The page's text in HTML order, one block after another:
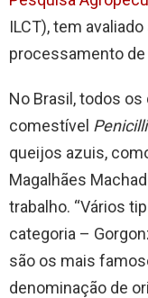
ILCT), tem
processamento
No Brasil, todos
comestível
queijos azuis,
Magalhães
trabalho. “Vários
categoria –
são os mais
denominação de